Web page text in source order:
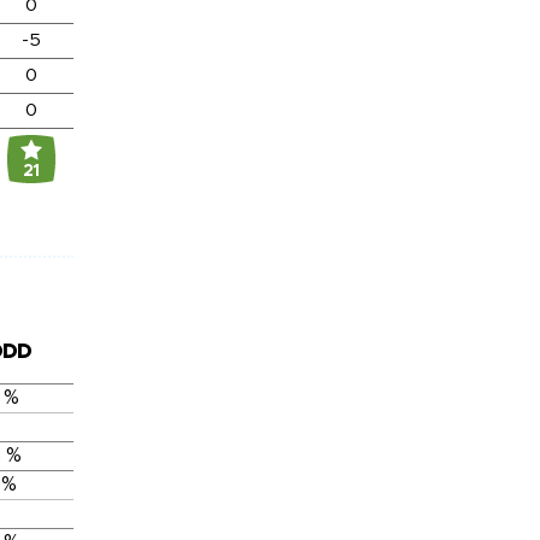
0
-5
0
0
21
%
%